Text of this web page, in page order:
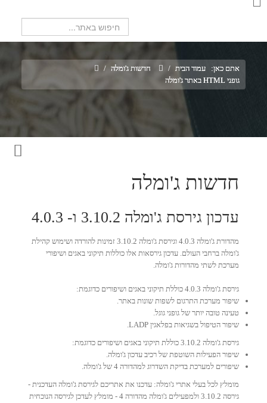
אתם כאן: עמוד הבית / חדשות ג'ומלה /
גופני HTML באתר ג'ומלה
חדשות ג'ומלה
עדכון גירסת ג'ומלה 3.10.2 ו- 4.0.3
מהדורת ג'ומלה 4.0.3 וגירסת ג'ומלה 3.10.2 זמינות להורדה ושימוש קהילת
ג'ומלה ברחבי העולם. עדכון גירסאות אלו כוללות תיקוני באגים ושיפורי
מערכת לשתי מהדורות ג'ומלה.
גירסת ג'ומלה 4.0.3 כוללת תיקוני באגים ושיפורים כדוגמת:
שיפור מערכת התרגום לשפות שונות באתר.
טעינה טובה יותר של גופני גוגל.
שיפור הטיפול בשגיאות בפלאגין LADP.
גירסת ג'ומלה 3.10.2 כוללת תיקוני באגים ושיפורים כדוגמת:
שיפור הפעילות השוטפת של רכיב עדכון ג'ומלה.
שיפורים למערכת בדיקת השדרוג למהדורה 4 של ג'ומלה.
מומלץ לכל בעלי אתרי ג'ומלה: עדכנו את אתריכם לגירסת ג'ומלה העדכנית -
גירסה 3.10.2 ולמפעילים ג'ומלה מהדורה 4 - מומלץ לעדכן לגירסה הנוכחית